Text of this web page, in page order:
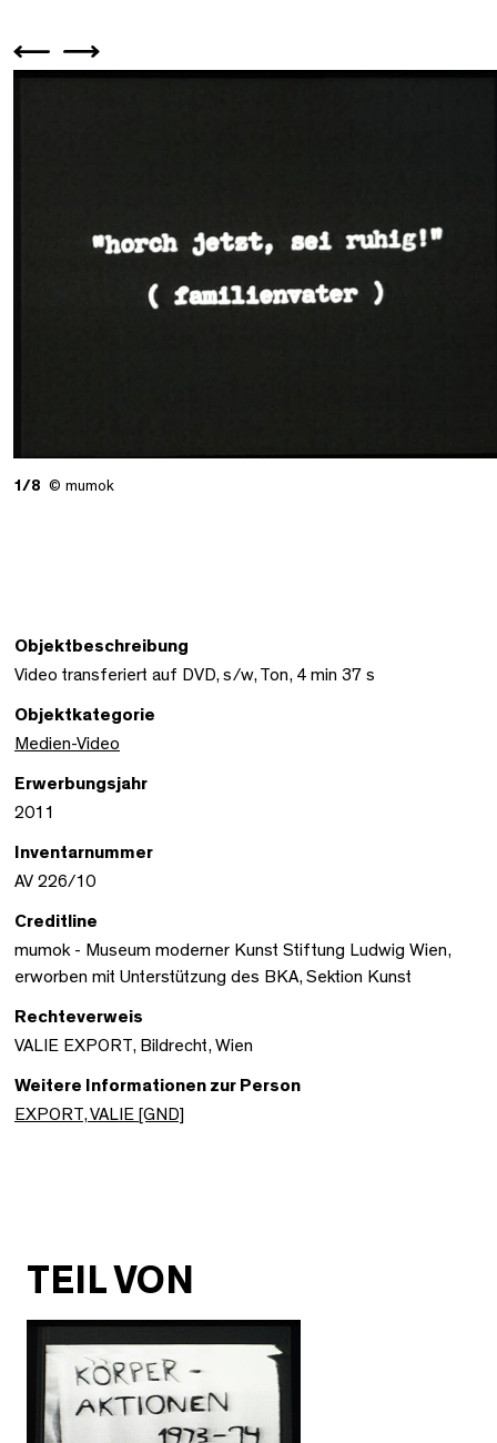
1/8 © mumok
Objektbeschreibung
Video transferiert auf DVD, s/w, Ton, 4 min 37 s
Objektkategorie
Medien-Video
Erwerbungsjahr
2011
Inventarnummer
AV 226/10
Creditline
mumok - Museum moderner Kunst Stiftung Ludwig Wien,
erworben mit Unterstützung des BKA, Sektion Kunst
Rechteverweis
VALIE EXPORT, Bildrecht, Wien
Weitere Informationen zur Person
EXPORT, VALIE [GND]
TEIL VON